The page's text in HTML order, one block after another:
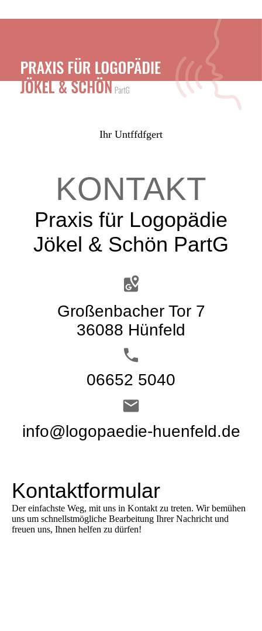
Ihr Untffdfgert
KONTAKT
Praxis für Logopädie
Jökel & Schön PartG
Großenbacher Tor 7
36088 Hünfeld
06652 5040
info@logopaedie-huenfeld.de
Kontaktformular
Der einfachste Weg, mit uns in Kontakt zu treten. Wir bemühen
uns um schnellstmögliche Bearbeitung Ihrer Nachricht und
freuen uns, Ihnen helfen zu dürfen!